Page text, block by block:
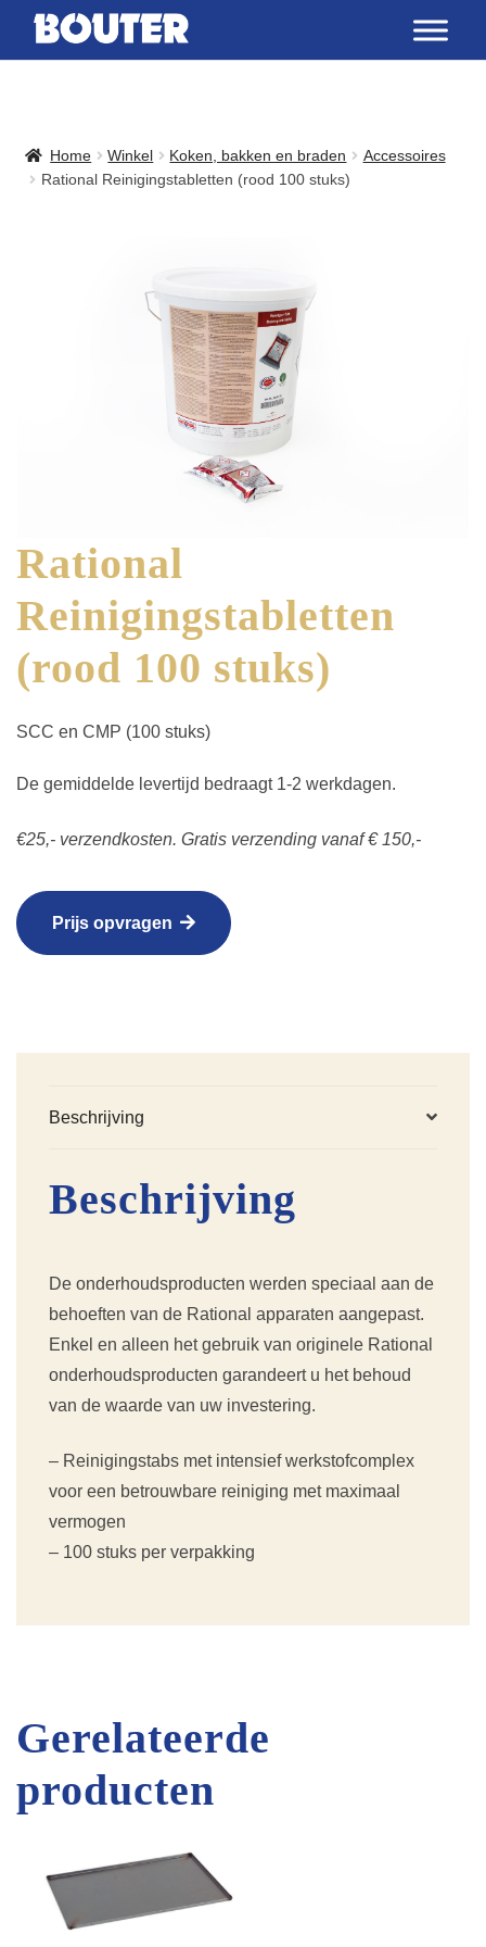
Home Winkel Koken, bakken en braden
Accessoires
Rational Reinigingstabletten (rood 100 stuks)
Rational
Reinigingstabletten
(rood 100 stuks)
SCC en CMP (100 stuks)
De gemiddelde levertijd bedraagt 1-2 werkdagen.
€25,- verzendkosten. Gratis verzending vanaf € 150,-
Prijs opvragen
Beschrijving
Beschrijving
De onderhoudsproducten werden speciaal aan de
behoeften van de Rational apparaten aangepast.
Enkel en alleen het gebruik van originele Rational
onderhoudsproducten garandeert u het behoud
van de waarde van uw investering.
– Reinigingstabs met intensief werkstofcomplex
voor een betrouwbare reiniging met maximaal
vermogen
– 100 stuks per verpakking
Gerelateerde
producten